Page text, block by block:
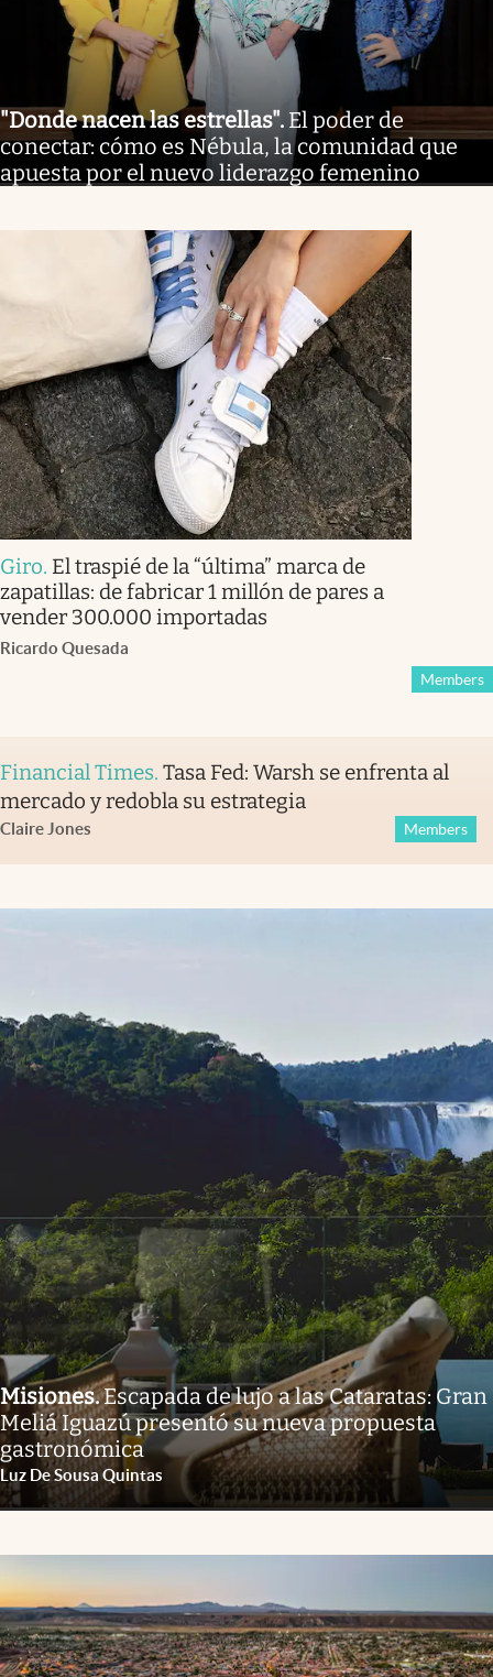
"Donde nacen las estrellas". El poder de
conectar: cómo es Nébula, la comunidad que
apuesta por el nuevo liderazgo femenino
Giro. El traspié de la “última” marca de
zapatillas: de fabricar 1 millón de pares a
vender 300.000 importadas
Ricardo Quesada
Members
Financial Times. Tasa Fed: Warsh se enfrenta al
mercado y redobla su estrategia
Claire Jones Members
Misiones.Escapada de lujo a las Cataratas: Gran
Meliá Iguazú presentó su nueva propuesta
gastronómica
Luz De Sousa Quintas